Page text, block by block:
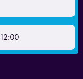
12:00